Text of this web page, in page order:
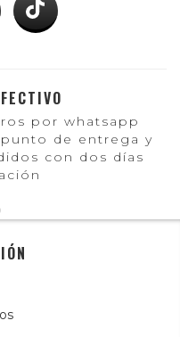
por whatsapp
de entrega y
con dos días